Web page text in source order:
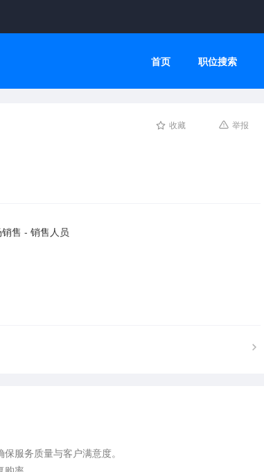
首页 职位搜索
收藏 举报
售 - 销售人员
服务质量与客户满意度。